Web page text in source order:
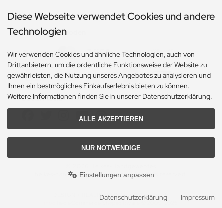
Zahlungsmethoden
Social Media
heikes-handgewebtes.de/shop/ - All rights reserved.
DESIGN + REALISATION
by eW-Service.de
ified eCommerce Shopsoftware © 2009-2026
Diese Webseite verwendet Cookies und andere
Technologien
Wir verwenden Cookies und ähnliche Technologien, auch von
Drittanbietern, um die ordentliche Funktionsweise der Website zu
gewährleisten, die Nutzung unseres Angebotes zu analysieren und
Ihnen ein bestmögliches Einkaufserlebnis bieten zu können.
Weitere Informationen finden Sie in unserer Datenschutzerklärung.
ALLE AKZEPTIEREN
NUR NOTWENDIGE
Einstellungen anpassen
Datenschutzerklärung Impressum